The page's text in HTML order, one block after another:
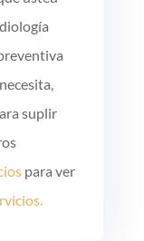
suplir
para ver